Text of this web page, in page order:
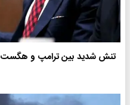
تنش شدید بین ترامپ و هگست